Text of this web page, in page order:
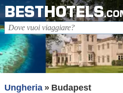
BESTHOTELS
Ungheria
Budapest